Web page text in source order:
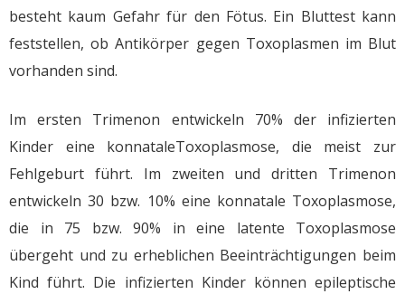
besteht kaum Gefahr für den Fötus. Ein Bluttest kann
feststellen, ob Antikörper gegen Toxoplasmen im Blut
vorhanden sind.
Im ersten Trimenon entwickeln 70% der infizierten
Kinder eine konnataleToxoplasmose, die meist zur
Fehlgeburt führt. Im zweiten und dritten Trimenon
entwickeln 30 bzw. 10% eine konnatale Toxoplasmose,
die in 75 bzw. 90% in eine latente Toxoplasmose
übergeht und zu erheblichen Beeinträchtigungen beim
Kind führt. Die infizierten Kinder können epileptische